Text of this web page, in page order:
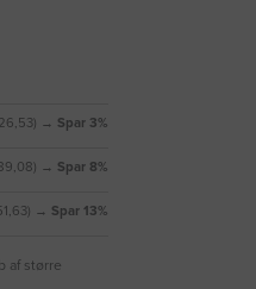
→ Spar 3%
→ Spar 8%
→ Spar 13%
af større